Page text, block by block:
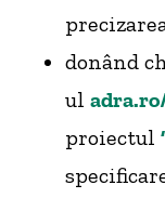
donând
ul
proiectul